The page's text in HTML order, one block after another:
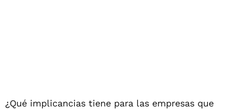
¿Qué implicancias tiene para las empresas que